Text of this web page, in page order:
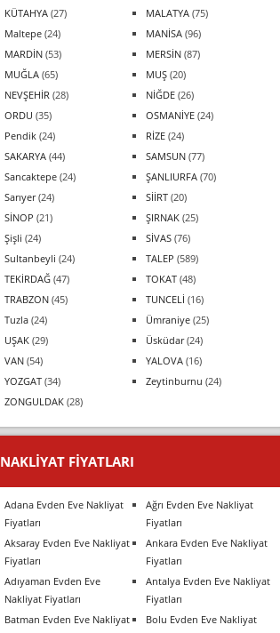
KÜTAHYA (27) MALATYA (75)
Maltepe (24) MANİSA (96)
MARDİN (53) MERSİN (87)
MUĞLA (65) MUŞ (20)
NEVŞEHİR (28) NİĞDE (26)
ORDU (35) OSMANİYE (24)
Pendik (24) RİZE (24)
SAKARYA (44) SAMSUN (77)
Sancaktepe (24) ŞANLIURFA (70)
Sarıyer(24) SİİRT (20)
SİNOP (21) ŞIRNAK (25)
Şişli (24) SİVAS (76)
Sultanbeyli (24) TALEP (589)
TEKİRDAĞ (47) TOKAT (48)
TRABZON (45) TUNCELİ (16)
Tuzla (24) Ümraniye (25)
UŞAK (29) Üsküdar(24)
VAN (54) YALOVA (16)
YOZGAT (34) Zeytinburnu (24)
ZONGULDAK (28)
NAKLIYAT FIYATLARI
Adana Evden Eve Nakliyat
Fiyatları
Ağrı Evden Eve Nakliyat
Fiyatları
Aksaray Evden Eve Nakliyat
Fiyatları
Ankara Evden Eve Nakliyat
Fiyatları
Adıyaman Evden Eve
Nakliyat Fiyatları
Antalya Evden Eve Nakliyat
Fiyatları
Batman Evden Eve Nakliyat
Bolu Evden Eve Nakliyat